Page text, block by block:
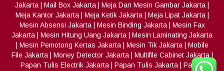
Jakarta| Mail Box Jakarta| Meja Dan Mesin Gambar Jakarta|
Meja Kantor Jakarta| Meja Ketik Jakarta| Meja Lipat Jakarta|
Mesin Absensi Jakarta| Mesin Binding Jakarta| Mesin Fax
Jakarta| Mesin Hitung Uang Jakarta| Mesin Laminating Jakarta
Mesin Pemotong Kertas Jakarta| Mesin Tik Jakarta| Mobile
File Jakarta| Money Detector Jakarta| Multifile Cabinet Jakarta|
Papan Tulis Electrik Jakarta| Papan Tulis Jakarta| Partisi